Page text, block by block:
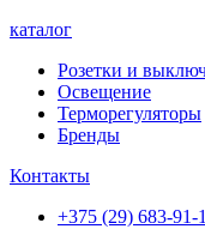
каталог
Розетки и
Освещение
Терморегуляторы
Бренды
Контакты
+375 (29) 683-91-